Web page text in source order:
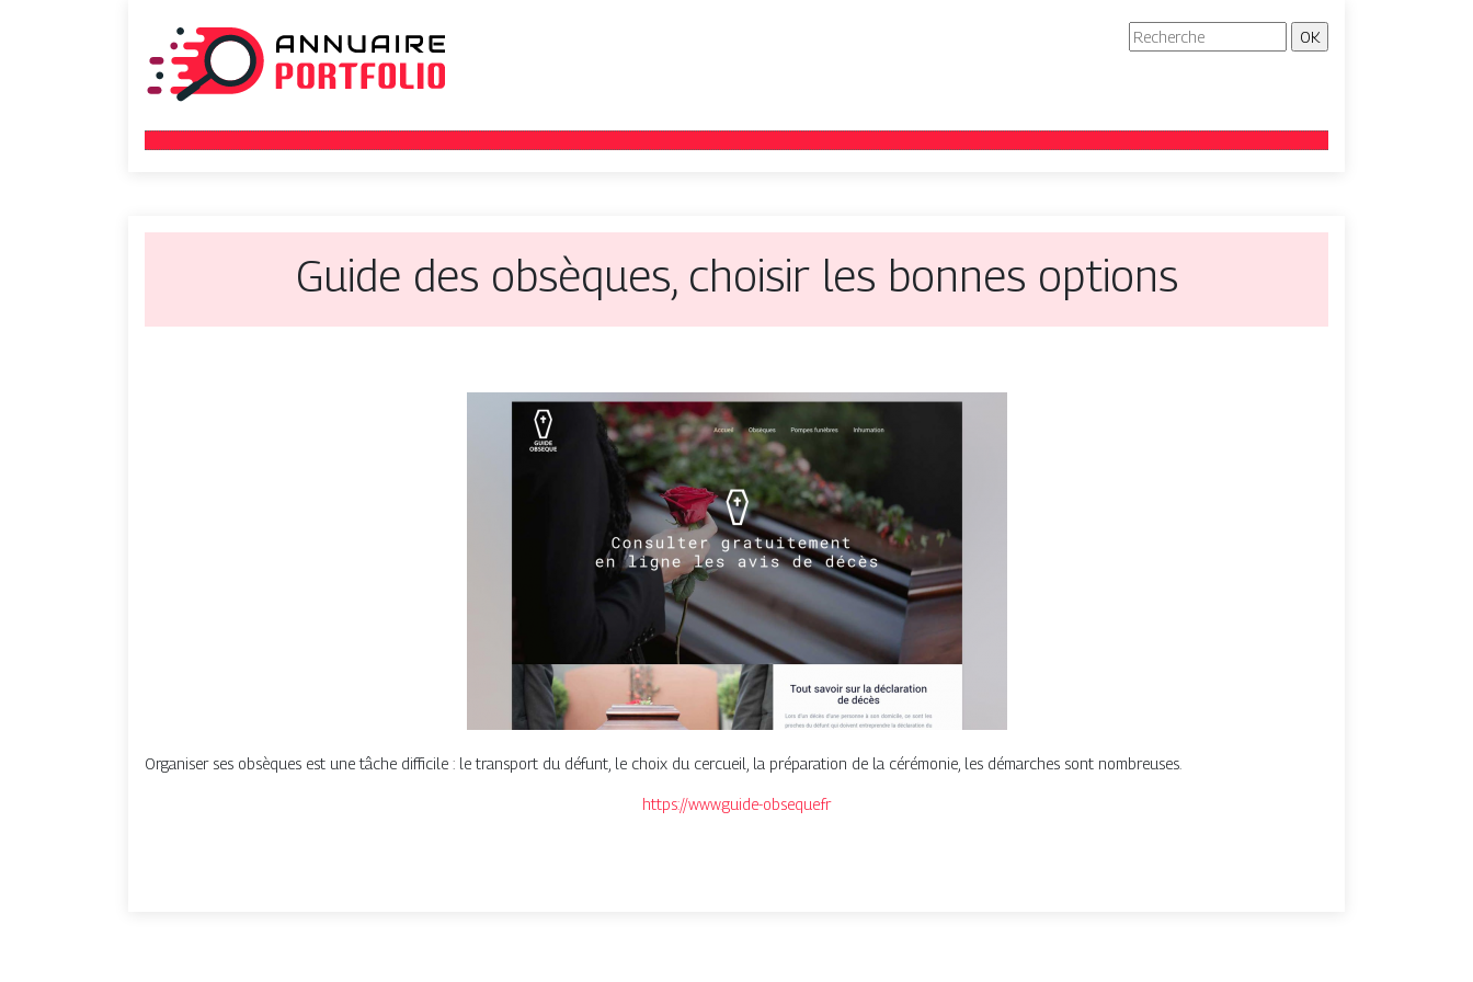
Guide des obsèques, choisir les bonnes options
Organiser ses obsèques est une tâche difficile : le transport du défunt, le choix du cercueil, la préparation de la cérémonie, les démarches sont nombreuses.
https://www.guide-obseque.fr